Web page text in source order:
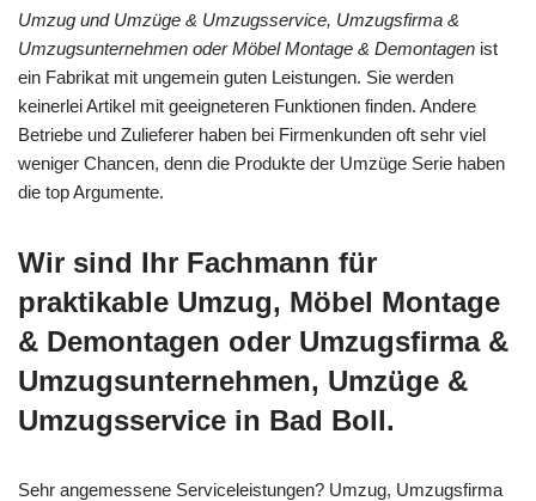
Umzug und Umzüge & Umzugsservice, Umzugsfirma &
Umzugsunternehmen oder Möbel Montage & Demontagen ist
ein Fabrikat mit ungemein guten Leistungen. Sie werden
keinerlei Artikel mit geeigneteren Funktionen finden. Andere
Betriebe und Zulieferer haben bei Firmenkunden oft sehr viel
weniger Chancen, denn die Produkte der Umzüge Serie haben
die top Argumente.
Wir sind Ihr Fachmann für
praktikable Umzug, Möbel Montage
& Demontagen oder Umzugsfirma &
Umzugsunternehmen, Umzüge &
Umzugsservice in Bad Boll.
Sehr angemessene Serviceleistungen? Umzug, Umzugsfirma